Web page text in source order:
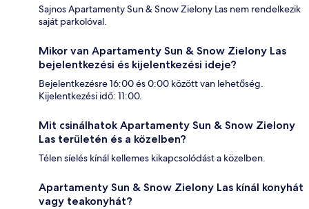
Sajnos Apartamenty Sun & Snow Zielony Las nem rendelkezik
saját parkolóval.
Mikor van Apartamenty Sun & Snow Zielony Las
bejelentkezési és kijelentkezési ideje?
Bejelentkezésre 16:00 és 0:00 között van lehetőség.
Kijelentkezési idő: 11:00.
Mit csinálhatok Apartamenty Sun & Snow Zielony
Las területén és a közelben?
Télen síelés kínál kellemes kikapcsolódást a közelben.
Apartamenty Sun & Snow Zielony Las kínál konyhát
vagy teakonyhát?